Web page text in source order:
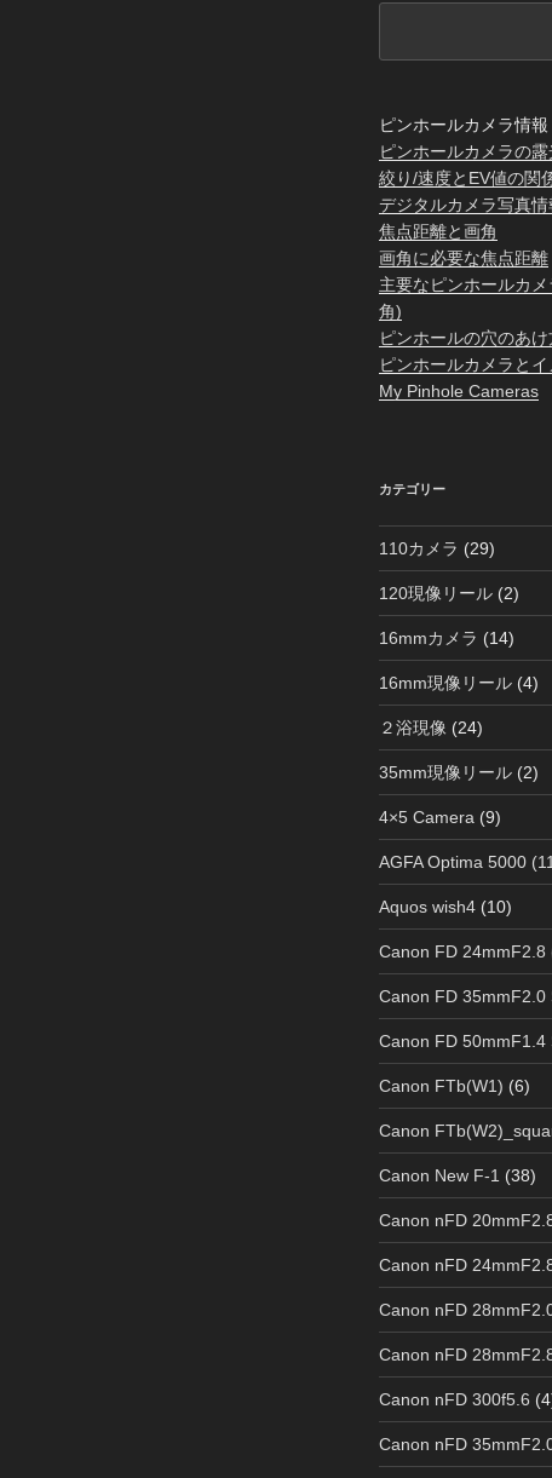
ピンホールカメラ情報
ピンホールカメラの
絞り/速度とEV値の関
デジタルカメラ写真
焦点距離と画角
画角に必要な焦点距離
主要なピンホールカ
角)
ピンホールの穴のあけ
ピンホールカメラと
My Pinhole Cameras
カテゴリー
110カメラ (29)
120現像リール (2)
16mmカメラ (14)
16mm現像リール (4)
２浴現像 (24)
35mm現像リール (2)
4×5 Camera (9)
AGFA Optima 5000
Aquos wish4 (10)
Canon FD 24mmF2.8
Canon FD 35mmF2.0
Canon FD 50mmF1.4
Canon FTb(W1) (6)
Canon
Canon New F-1 (38)
Canon nFD
Canon nFD
Canon nFD
Canon nFD
Canon nFD 300f5.6
Canon nFD